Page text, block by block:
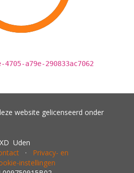
4705-a79e-290833ac7062
website gelicenseerd onder
Uden
· Privacy- en
instellingen